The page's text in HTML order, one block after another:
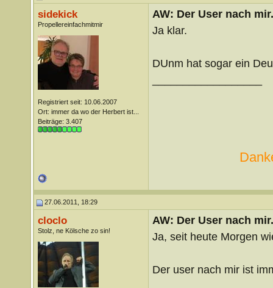
sidekick
Propellereinfachmitmir
Registriert seit: 10.06.2007
Ort: immer da wo der Herbert ist...
Beiträge: 3.407
AW: Der User nach
Ja klar.
DUnm hat sogar ein
27.06.2011, 18:29
cloclo
Stolz, ne Kölsche zo sin!
AW: Der User nach
Ja, seit heute Morgen
Der user nach mir ist